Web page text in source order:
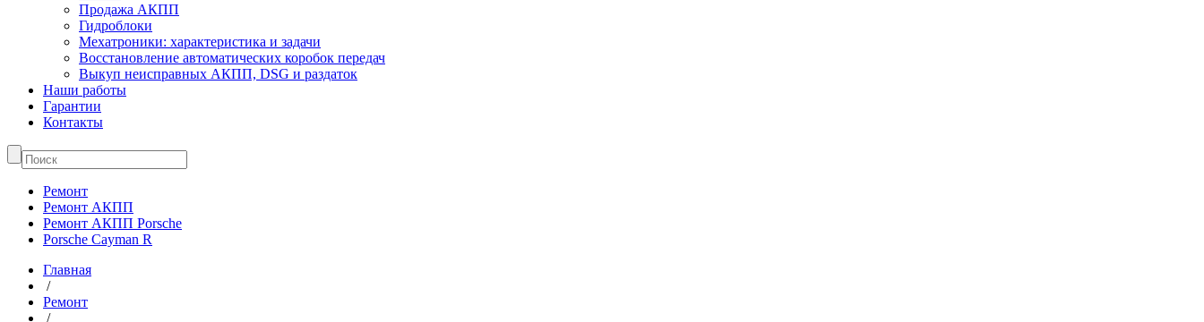
Продажа АКПП
Гидроблоки
Мехатроники: характеристика и задачи
Восстановление автоматических коробок передач
Выкуп неисправных АКПП, DSG и раздаток
Наши работы
Гарантии
Контакты
Ремонт
Ремонт АКПП
Ремонт АКПП Porsche
Porsche Cayman R
Главная
/
Ремонт
/